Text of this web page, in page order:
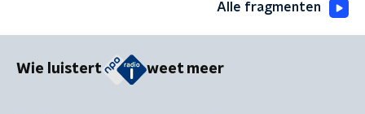
Alle fragmenten
Wie luistert weet meer